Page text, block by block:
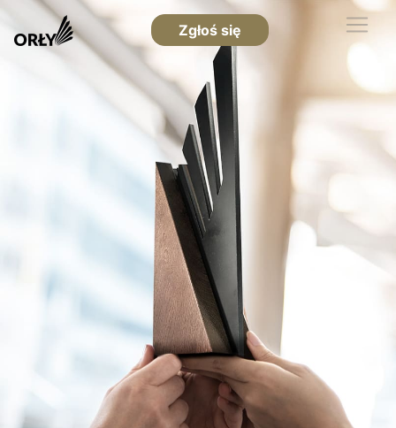
Zgłoś się